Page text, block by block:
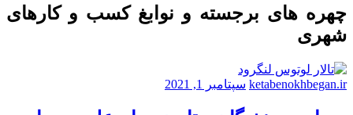
چهره های برجسته و نوابغ کسب و کارهای
شهری
ketabenokhbegan.ir سپتامبر 1, 2021